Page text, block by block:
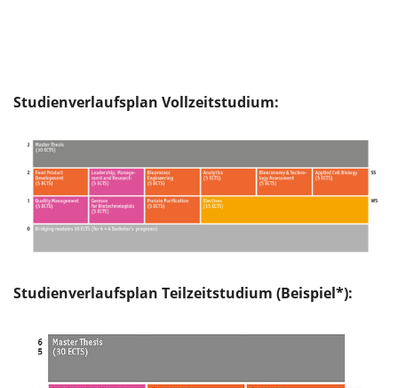
Studienverlaufsplan Vollzeitstudium:
Studienverlaufsplan Teilzeitstudium (Beispiel*):